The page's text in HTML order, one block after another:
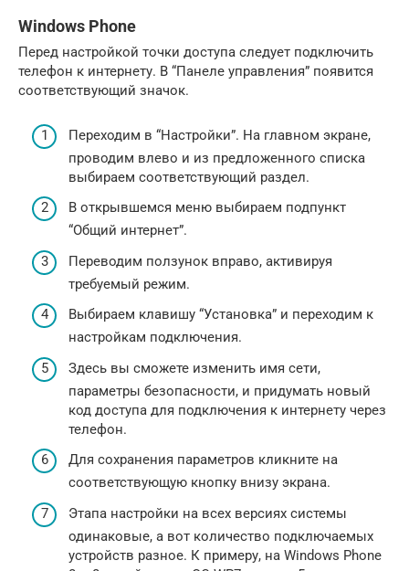
Windows Phone
Перед настройкой точки доступа следует подключить
телефон к интернету. В “Панеле управления” появится
соответствующий значок.
Переходим в “Настройки”. На главном экране,
проводим влево и из предложенного списка
выбираем соответствующий раздел.
В открывшемся меню выбираем подпункт
“Общий интернет”.
Переводим ползунок вправо, активируя
требуемый режим.
Выбираем клавишу “Установка” и переходим к
настройкам подключения.
Здесь вы сможете изменить имя сети,
параметры безопасности, и придумать новый
код доступа для подключения к интернету через
телефон.
Для сохранения параметров кликните на
соответствующую кнопку внизу экрана.
Этапа настройки на всех версиях системы
одинаковые, а вот количество подключаемых
устройств разное. К примеру, на Windows Phone